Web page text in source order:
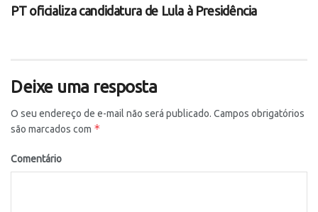
PT oficializa candidatura de Lula à Presidência
Deixe uma resposta
O seu endereço de e-mail não será publicado. Campos obrigatórios
são marcados com *
Comentário